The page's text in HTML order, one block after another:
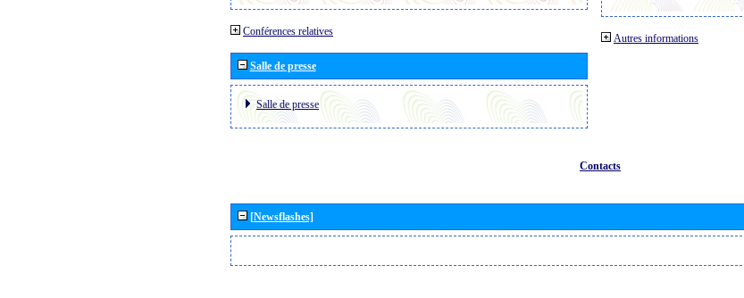
Conférences relatives
Salle de presse
Salle de presse
Autres informations
Contacts
[Newsflashes]